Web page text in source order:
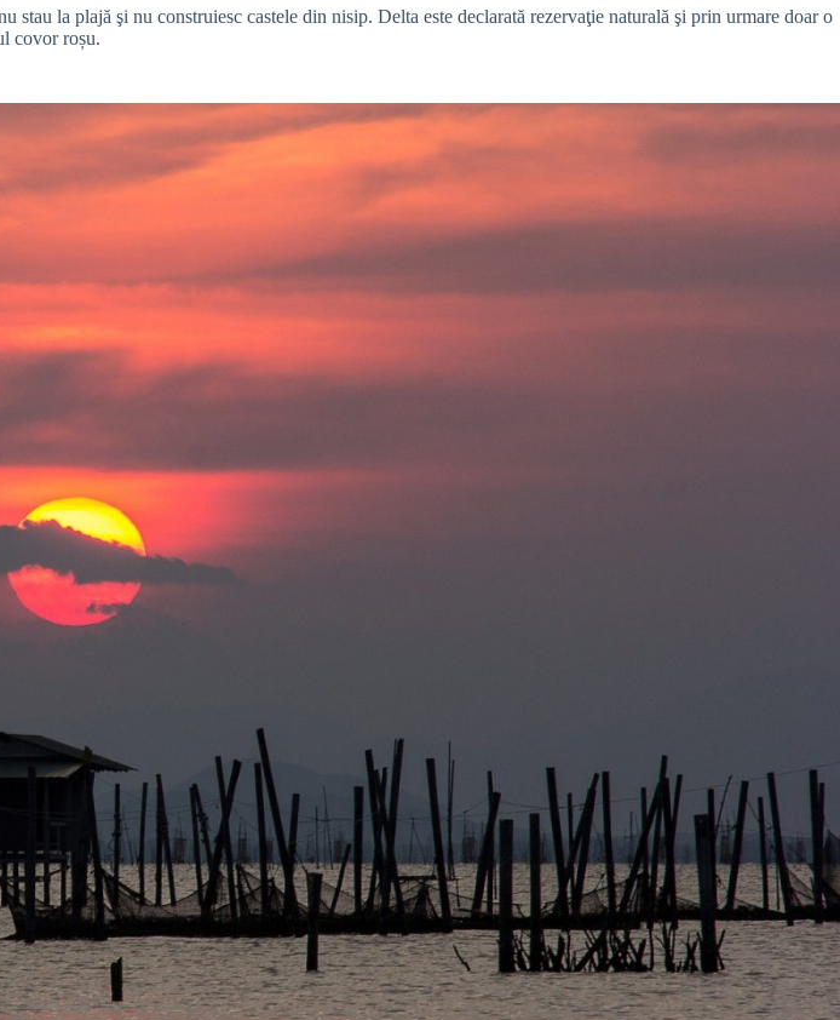
la plajă şi nu construiesc castele din nisip. Delta este declarată rezervaţie naturală şi prin urmare doar o
covor roșu.